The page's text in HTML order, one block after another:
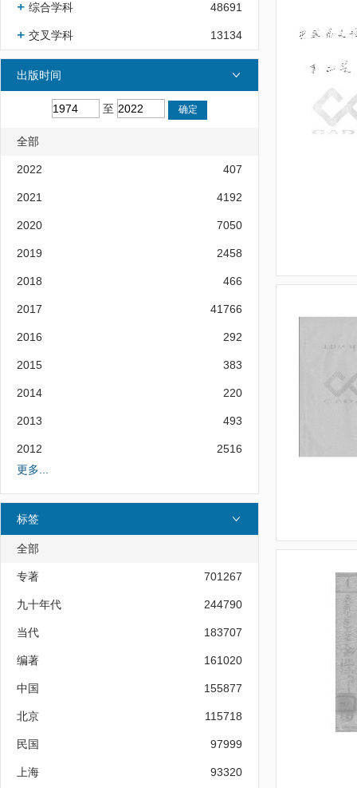
综合学科 48691
交叉学科 13134
出版时间
至
全部
2022 407
2021 4192
2020 7050
2019 2458
2018 466
2017 41766
2016 292
2015 383
2014 220
2013 493
2012
2516
更多...
标签
全部
专著 701267
九十年代 244790
当代 183707
编著 161020
中国 155877
北京 115718
民国 97999
上海 93320